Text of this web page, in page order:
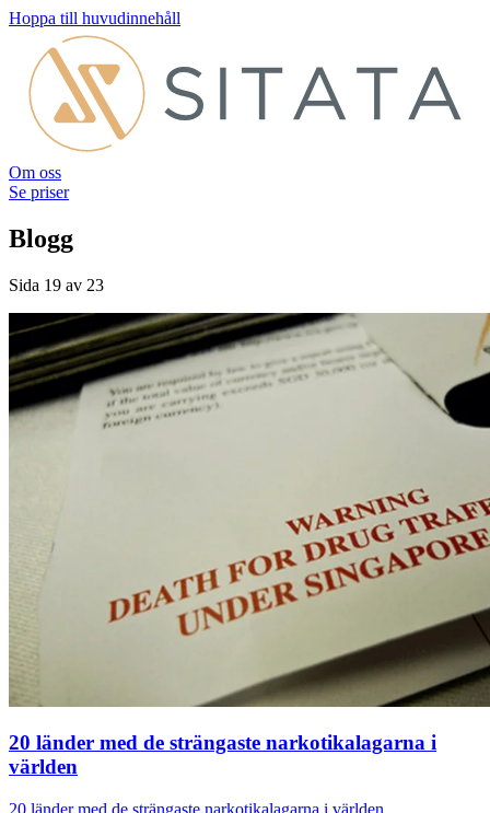
Hoppa till huvudinnehåll
Om oss
Se priser
Blogg
Sida 19 av 23
20 länder med de strängaste narkotikalagarna i
världen